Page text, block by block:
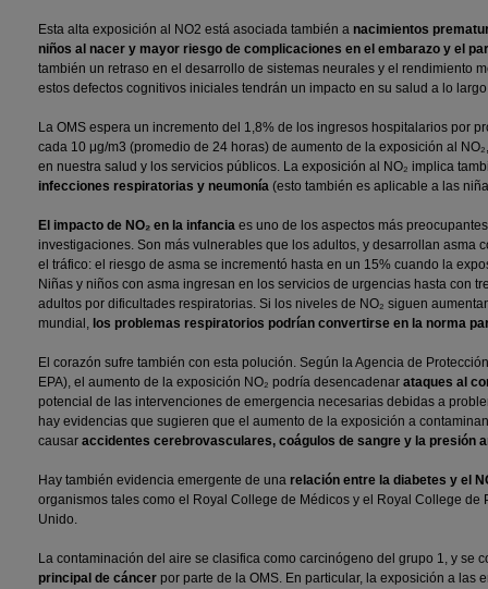
Esta alta exposición al NO2 está asociada también a nacimientos
niños al nacer y mayor riesgo de complicaciones en el embarazo y el
también un retraso en el desarrollo de sistemas neurales y el rendimiento
estos defectos cognitivos iniciales tendrán un impacto en su salud a lo
La OMS espera un incremento del 1,8% de los ingresos hospitalarios por
cada 10 μg/m3 (promedio de 24 horas) de aumento de la exposición al
en nuestra salud y los servicios públicos. La exposición al NO₂ implica
infecciones respiratorias y neumonía (esto también es aplicable a las
El impacto de NO₂ en la infancia es uno de los aspectos más
investigaciones. Son más vulnerables que los adultos, y desarrollan asma
el tráfico: el riesgo de asma se incrementó hasta en un 15% cuando la
Niñas y niños con asma ingresan en los servicios de urgencias hasta con
adultos por dificultades respiratorias. Si los niveles de NO₂ siguen
mundial, los problemas respiratorios podrían convertirse en la norma
El corazón sufre también con esta polución. Según la Agencia de
EPA), el aumento de la exposición NO₂ podría desencadenar ataques al
potencial de las intervenciones de emergencia necesarias debidas a
hay evidencias que sugieren que el aumento de la exposición a
causar accidentes cerebrovasculares, coágulos de sangre y la presión
Hay también evidencia emergente de una relación entre la diabetes y el
organismos tales como el Royal College de Médicos y el Royal College de
Unido.
La contaminación del aire se clasifica como carcinógeno del grupo 1, y se
principal de cáncer por parte de la OMS. En particular, la exposición a las